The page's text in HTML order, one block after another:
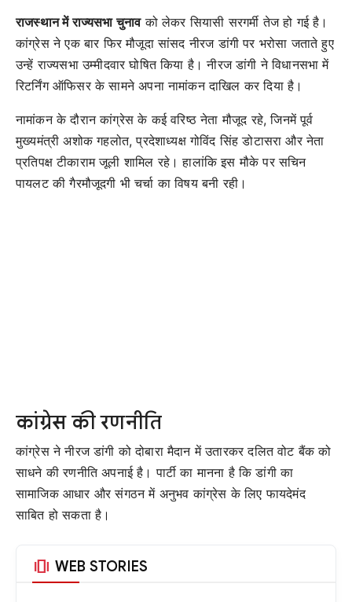
राजस्थान में राज्यसभा चुनावको लेकर सियासी सरगर्मी तेज हो गई है।
कांग्रेस ने एक बार फिर मौजूदा सांसद नीरज डांगी पर भरोसा जताते हुए
उन्हें राज्यसभा उम्मीदवार घोषित किया है। नीरज डांगी ने विधानसभा में
रिटर्निंग ऑफिसर के सामने अपना नामांकन दाखिल कर दिया है।
नामांकन के दौरान कांग्रेस के कई वरिष्ठ नेता मौजूद रहे, जिनमें पूर्व
मुख्यमंत्री अशोक गहलोत, प्रदेशाध्यक्ष गोविंद सिंह डोटासरा और नेता
प्रतिपक्ष टीकाराम जूली शामिल रहे। हालांकि इस मौके पर सचिन
पायलट की गैरमौजूदगी भी चर्चा का विषय बनी रही।
कांग्रेस की रणनीति
कांग्रेस ने नीरज डांगी को दोबारा मैदान में उतारकर दलित वोट बैंक को
साधने की रणनीति अपनाई है। पार्टी का मानना है कि डांगी का
सामाजिक आधार और संगठन में अनुभव कांग्रेस के लिए फायदेमंद
साबित हो सकता है।
amp_stories WEB STORIES